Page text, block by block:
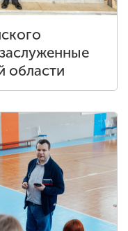
области